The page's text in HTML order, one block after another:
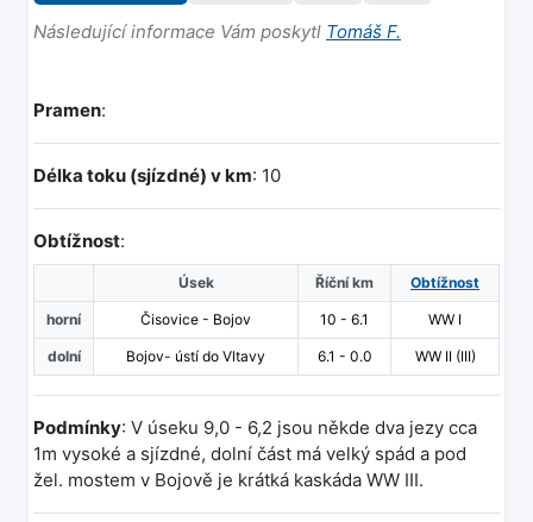
Následující informace Vám poskytl Tomáš F.
Pramen:
Délka toku (sjízdné) v km: 10
Obtížnost:
Úsek Říční km Obtížnost
horní Čisovice - Bojov 10 - 6.1 WW I
dolní Bojov- ústí do Vltavy 6.1 - 0.0 WW II (III)
Podmínky: V úseku 9,0 - 6,2 jsou někde dva jezy cca
1m vysoké a sjízdné, dolní část má velký spád a pod
žel. mostem v Bojově je krátká kaskáda WW III.